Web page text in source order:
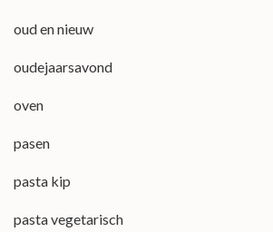
oud en nieuw
oudejaarsavond
oven
pasen
pasta kip
pasta vegetarisch